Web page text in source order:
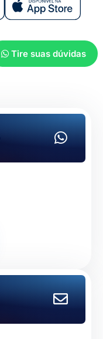
Tire suas dúvidas